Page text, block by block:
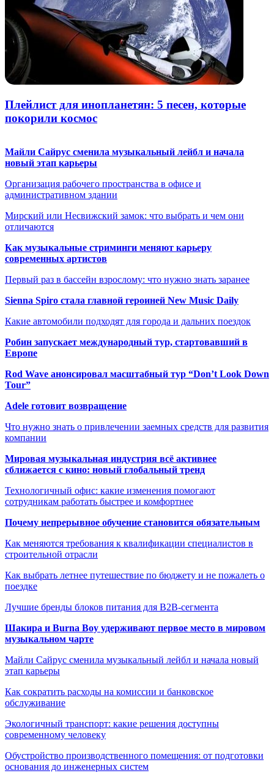
Плейлист для инопланетян: 5 песен, которые
покорили космос
Майли Сайрус сменила музыкальный лейбл и начала
новый этап карьеры
Организация рабочего пространства в офисе и
административном здании
Мирский или Несвижский замок: что выбрать и чем они
отличаются
Как музыкальные стриминги меняют карьеру
современных артистов
Первый раз в бассейн взрослому: что нужно знать заранее
Sienna Spiro стала главной героиней New Music Daily
Какие автомобили подходят для города и дальних поездок
Робин запускает международный тур, стартовавший в
Европе
Rod Wave анонсировал масштабный тур “Don’t Look Down
Tour”
Adele готовит возвращение
Что нужно знать о привлечении заемных средств для развития
компании
Мировая музыкальная индустрия всё активнее
сближается с кино: новый глобальный тренд
Технологичный офис: какие изменения помогают
сотрудникам работать быстрее и комфортнее
Почему непрерывное обучение становится обязательным
Как меняются требования к квалификации специалистов в
строительной отрасли
Как выбрать летнее путешествие по бюджету и не пожалеть о
поездке
Лучшие бренды блоков питания для B2B-сегмента
Шакира и Burna Boy удерживают первое место в мировом
музыкальном чарте
Майли Сайрус сменила музыкальный лейбл и начала новый
этап карьеры
Как сократить расходы на комиссии и банковское
обслуживание
Экологичный транспорт: какие решения доступны
современному человеку
Обустройство производственного помещения: от подготовки
основания до инженерных систем